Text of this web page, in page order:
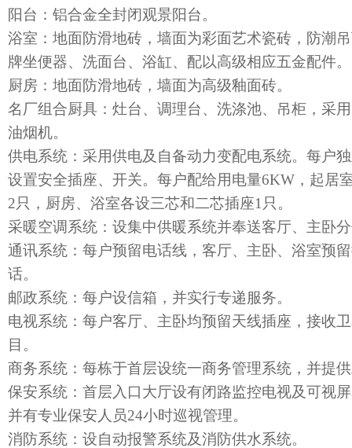
阳台：铝合金全封闭观景阳台。
浴室：地面防滑地砖，墙面为彩面艺术瓷砖，防潮
牌坐便器、洗面台、浴缸、配以高级相应五金配件。
厨房：地面防滑地砖，墙面为高级釉面砖。
名厂组合厨具：灶台、调理台、洗涤池、吊柜，采
油烟机。
供电系统：采用供电及自备动力变配电系统。每户
设置安全插座、开关。每户配给用电量6KW，起居
2只，厨房、浴室各设三芯和二芯插座1只。
采暖空调系统：设集中供暖系统并奉送客厅、主卧
通讯系统：每户预留电话线，客厅、主卧、浴室预
话。
邮政系统：每户设信箱，并实行专递服务。
电视系统：每户客厅、主卧均预留天线插座，接收
目。
商务系统：每栋于首层设统一商务管理系统，并提
保安系统：首层入口大厅设有闭路监控电视及可视
并有专业保安人员24小时巡视管理。
消防系统：设自动报警系统及消防供水系统。